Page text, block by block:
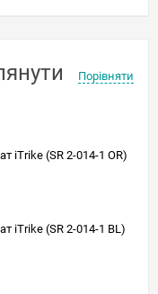
Порівняти
iTrike (SR 2-014-1 OR)
iTrike (SR 2-014-1 BL)